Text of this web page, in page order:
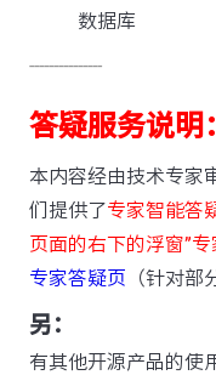
数据库
---------------
答疑服务说明：
本内容经由技术专家
们提供了专家智能答
页面的右下的浮窗”专
专家答疑页 （针对部
另：
有其他开源产品的使